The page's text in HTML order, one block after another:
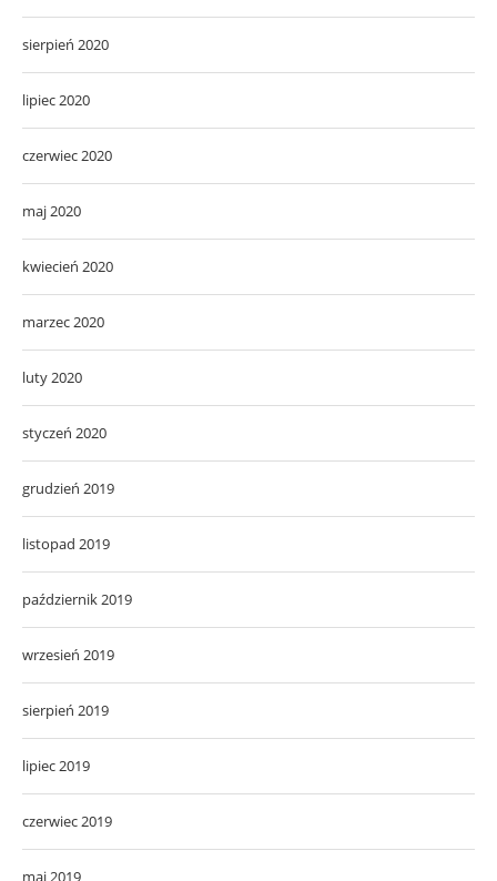
sierpień 2020
lipiec 2020
czerwiec 2020
maj 2020
kwiecień 2020
marzec 2020
luty 2020
styczeń 2020
grudzień 2019
listopad 2019
październik 2019
wrzesień 2019
sierpień 2019
lipiec 2019
czerwiec 2019
maj 2019